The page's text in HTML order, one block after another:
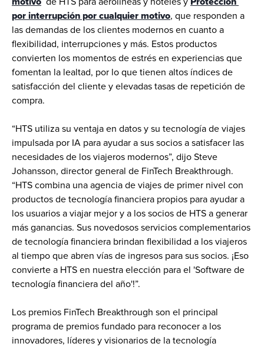
por interrupción por cualquier motivo, que responden a
las demandas de los clientes modernos en cuanto a
flexibilidad, interrupciones y más. Estos productos
convierten los momentos de estrés en experiencias que
fomentan la lealtad, por lo que tienen altos índices de
satisfacción del cliente y elevadas tasas de repetición de
compra.
“HTS utiliza su ventaja en datos y su tecnología de viajes
impulsada por IA para ayudar a sus socios a satisfacer las
necesidades de los viajeros modernos”, dijo Steve
Johansson, director general de FinTech Breakthrough.
“HTS combina una agencia de viajes de primer nivel con
productos de tecnología financiera propios para ayudar a
los usuarios a viajar mejor y a los socios de HTS a generar
más ganancias. Sus novedosos servicios complementarios
de tecnología financiera brindan flexibilidad a los viajeros
al tiempo que abren vías de ingresos para sus socios. ¡Eso
convierte a HTS en nuestra elección para el 'Software de
tecnología financiera del año'!”.
Los premios FinTech Breakthrough son el principal
programa de premios fundado para reconocer a los
innovadores, líderes y visionarios de la tecnología